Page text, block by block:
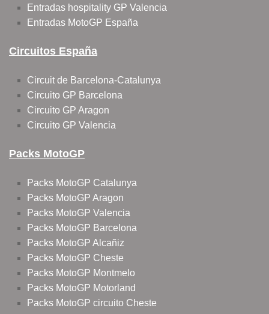
Entradas hospitality GP Valencia
Entradas MotoGP España
Circuitos España
Circuit de Barcelona-Catalunya
Circuito GP Barcelona
Circuito GP Aragon
Circuito GP Valencia
Packs MotoGP
Packs MotoGP Catalunya
Packs MotoGP Aragon
Packs MotoGP Valencia
Packs MotoGP Barcelona
Packs MotoGP Alcañiz
Packs MotoGP Cheste
Packs MotoGP Montmelo
Packs MotoGP Motorland
Packs MotoGP circuito Cheste